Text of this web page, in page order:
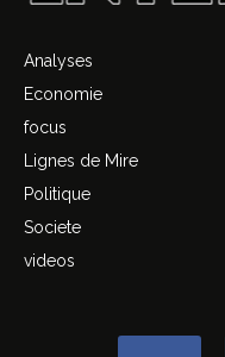
Analyses
Economie
focus
Lignes de Mire
Politique
Societe
videos